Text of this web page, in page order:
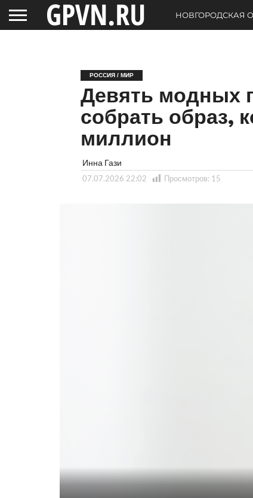
НОВГОРОДСКАЯ
РОССИЯ / МИР
Девять модных
собрать образ,
миллион
Инна Гази
07.07.2026 22:02 Просмотров: 15